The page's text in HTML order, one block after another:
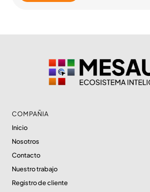
COMPAÑIA
Inicio
Nosotros
Contacto
Nuestro trabajo
Registro de cliente